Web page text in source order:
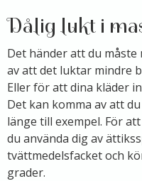
Dålig lukt i
Det händer att du
av att det luktar mindre
Eller för att dina kläder
Det kan komma av att
länge till exempel. För
du använda dig av
tvättmedelsfacket och
grader.